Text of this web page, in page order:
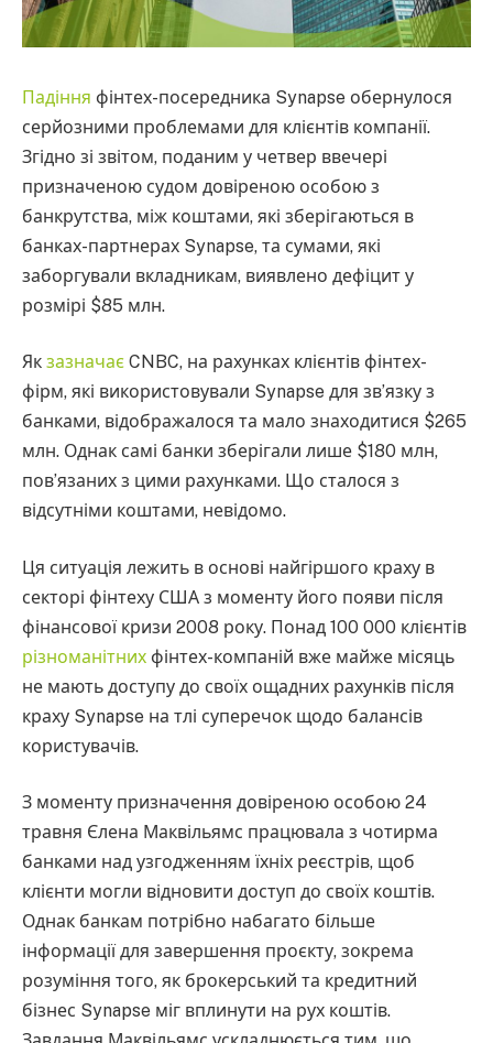
Падіння фінтех-посередника Synapse обернулося
серйозними проблемами для клієнтів компанії.
Згідно зі звітом, поданим у четвер ввечері
призначеною судом довіреною особою з
банкрутства, між коштами, які зберігаються в
банках-партнерах Synapse, та сумами, які
заборгували вкладникам, виявлено дефіцит у
розмірі $85 млн.
Як зазначає CNBC, на рахунках клієнтів фінтех-
фірм, які використовували Synapse для зв’язку з
банками, відображалося та мало знаходитися $265
млн. Однак самі банки зберігали лише $180 млн,
пов’язаних з цими рахунками. Що сталося з
відсутніми коштами, невідомо.
Ця ситуація лежить в основі найгіршого краху в
секторі фінтеху США з моменту його появи після
фінансової кризи 2008 року. Понад 100 000 клієнтів
різноманітних фінтех-компаній вже майже місяць
не мають доступу до своїх ощадних рахунків після
краху Synapse на тлі суперечок щодо балансів
користувачів.
З моменту призначення довіреною особою 24
травня Єлена Маквільямс працювала з чотирма
банками над узгодженням їхніх реєстрів, щоб
клієнти могли відновити доступ до своїх коштів.
Однак банкам потрібно набагато більше
інформації для завершення проєкту, зокрема
розуміння того, як брокерський та кредитний
бізнес Synapse міг вплинути на рух коштів.